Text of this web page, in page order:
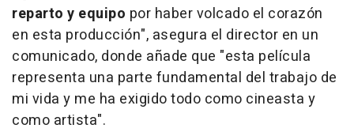
reparto y equipo por haber volcado el corazón
en esta producción", asegura el director en un
comunicado, donde añade que "esta película
representa una parte fundamental del trabajo de
mi vida y me ha exigido todo como cineasta y
como artista".